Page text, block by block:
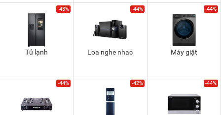
-43%
Tủ lạnh
-44%
Loa nghe nhạc
-44%
Máy giặt
-44% -42% -44%